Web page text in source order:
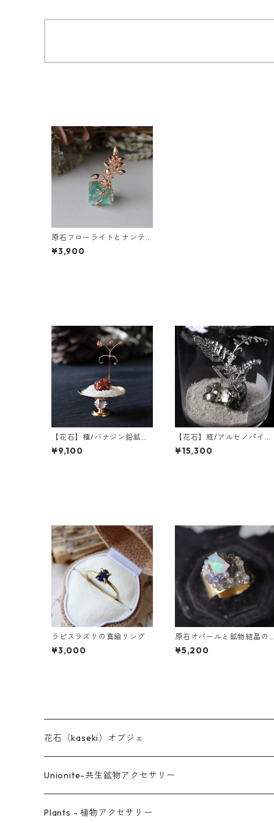
原石フローライトとナンテ
ンのつぼみ
¥3,900
【花石】種/バナジン鉛鉱と
フウセンカズラ
¥9,100
【花石】瓶/アルセノパイラ
イトとクォーツ
¥15,300
ラピスラズリの真鍮リング
¥3,000
原石オパールと鉱物結晶の
真鍮幅広イヤーカフ
¥5,200
花石（kaseki）オブジェ
Unionite-共生鉱物アクセサリー
ピアス
Plants - 植物アクセサリー